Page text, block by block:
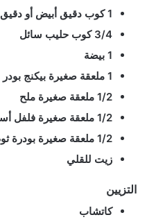
1 كوب دقيق أبيض أو دقيق ذرة
3/4 كوب حليب سائل
1 بيضة
1 ملعقة صغيرة بيكنج بودر
1/2 ملعقة صغيرة ملح
1/2 ملعقة صغيرة فلفل أسود
1/2 ملعقة صغيرة بودرة ثوم
زيت للقلي
التزيين
كاتشاب